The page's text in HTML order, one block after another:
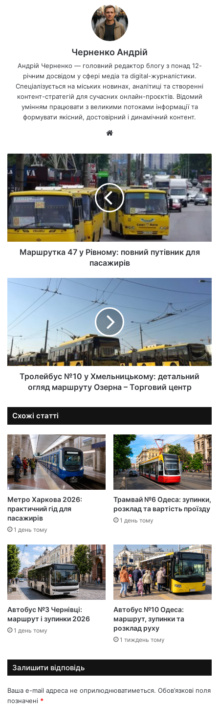
Черненко Андрій
Андрій Черненко — головний редактор блогу з понад 12-
річним досвідом у сфері медіа та digital-журналістики.
Спеціалізується на міських новинах, аналітиці та створенні
контент-стратегій для сучасних онлайн-проєктів. Відомий
умінням працювати з великими потоками інформації та
формувати якісний, достовірний і динамічний контент.
са
йт
Маршрутка 47 у Рівному: повний путівник для
пасажирів
Тролейбус №10 у Хмельницькому: детальний
огляд маршруту Озерна – Торговий центр
Схожі статті
Метро Харкова 2026:
практичний гід для
пасажирів
1 день тому
Трамвай №6 Одеса: зупинки,
розклад та вартість проїзду
1 день тому
Автобус №3 Чернівці:
маршрут і зупинки 2026
1 день тому
Автобус №10 Одеса:
маршрут, зупинки та
розклад руху
1 тиждень тому
Залишити відповідь
Ваша e-mail адреса не оприлюднюватиметься. Обов’язкові поля
позначені *